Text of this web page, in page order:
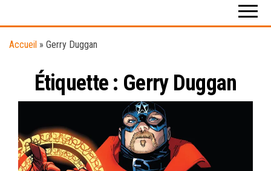
Accueil » Gerry Duggan
Étiquette : Gerry Duggan